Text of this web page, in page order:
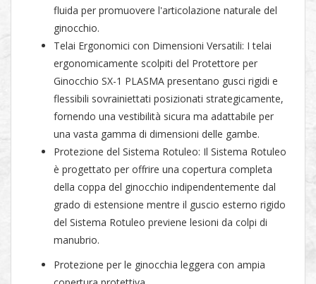
fluida per promuovere l'articolazione naturale del
ginocchio.
Telai Ergonomici con Dimensioni Versatili: I telai
ergonomicamente scolpiti del Protettore per
Ginocchio SX-1 PLASMA presentano gusci rigidi e
flessibili sovrainiettati posizionati strategicamente,
fornendo una vestibilità sicura ma adattabile per
una vasta gamma di dimensioni delle gambe.
Protezione del Sistema Rotuleo: Il Sistema Rotuleo
è progettato per offrire una copertura completa
della coppa del ginocchio indipendentemente dal
grado di estensione mentre il guscio esterno rigido
del Sistema Rotuleo previene lesioni da colpi di
manubrio.
Protezione per le ginocchia leggera con ampia